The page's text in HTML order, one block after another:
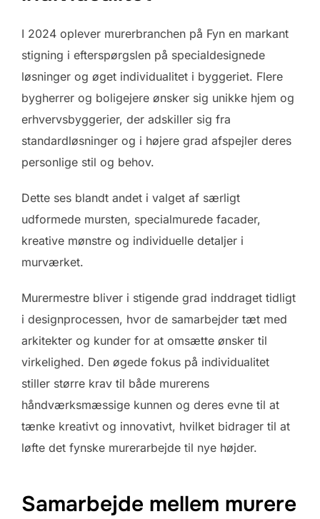
I 2024 oplever murerbranchen på Fyn en markant
stigning i efterspørgslen på specialdesignede
løsninger og øget individualitet i byggeriet. Flere
bygherrer og boligejere ønsker sig unikke hjem og
erhvervsbyggerier, der adskiller sig fra
standardløsninger og i højere grad afspejler deres
personlige stil og behov.
Dette ses blandt andet i valget af særligt
udformede mursten, specialmurede facader,
kreative mønstre og individuelle detaljer i
murværket.
Murermestre bliver i stigende grad inddraget tidligt
i designprocessen, hvor de samarbejder tæt med
arkitekter og kunder for at omsætte ønsker til
virkelighed. Den øgede fokus på individualitet
stiller større krav til både murerens
håndværksmæssige kunnen og deres evne til at
tænke kreativt og innovativt, hvilket bidrager til at
løfte det fynske murerarbejde til nye højder.
Samarbejde mellem murere